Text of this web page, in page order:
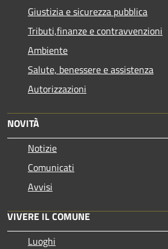
Giustizia e sicurezza pubblica
Tributi,finanze e contravvenzioni
Ambiente
Salute, benessere e assistenza
Autorizzazioni
NOVITÀ
Notizie
Comunicati
Avvisi
VIVERE IL COMUNE
Luoghi